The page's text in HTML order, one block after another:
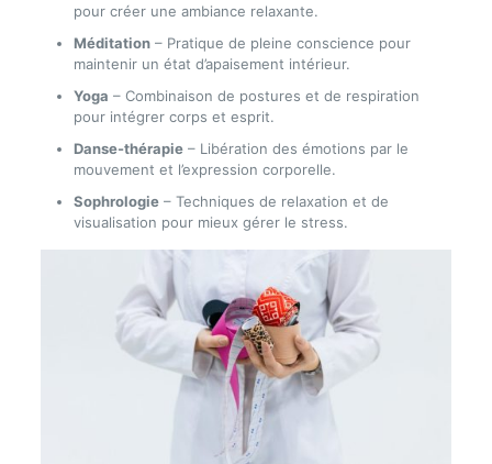
pour créer une ambiance relaxante.
Méditation– Pratique de pleine conscience pour
maintenir un état d’apaisement intérieur.
Yoga – Combinaison de postures et de respiration
pour intégrer corps et esprit.
Danse-thérapie– Libération des émotions par le
mouvement et l’expression corporelle.
Sophrologie– Techniques de relaxation et de
visualisation pour mieux gérer le stress.